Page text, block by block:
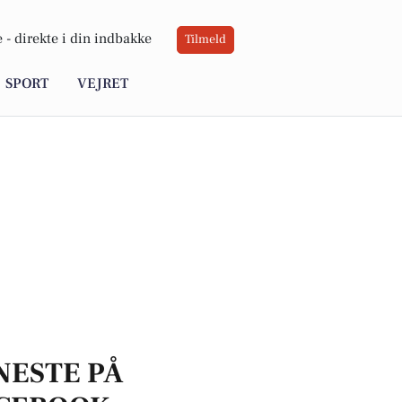
- direkte i din indbakke Tilmeld
SPORT VEJRET
PÅ